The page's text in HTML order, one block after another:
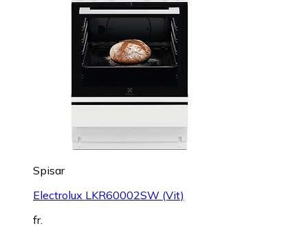
Spisar
Electrolux LKR60002SW (Vit)
fr.